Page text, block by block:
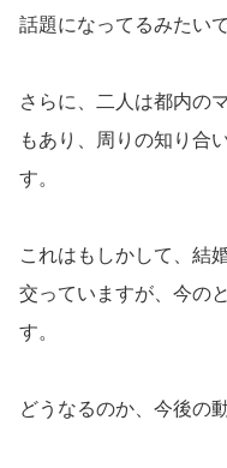
話題になってるみたいで
さらに、二人は都内の
もあり、周りの知り合
す。
これはもしかして、結
交っていますが、今の
す。
どうなるのか、今後の